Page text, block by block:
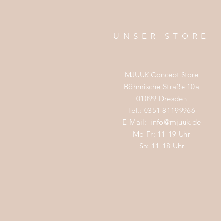
UNSER STORE
MJUUK Concept Store
Böhmische Straße 10a
01099 Dresden
Tel.: 0351 81199966
E-Mail: info@mjuuk.de
Mo-Fr: 11-19 Uhr
Sa: 11-18 Uhr